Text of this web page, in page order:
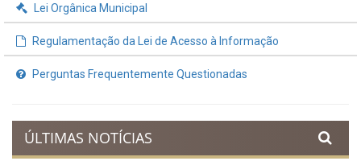
Lei Orgânica Municipal
Regulamentação da Lei de Acesso à Informação
Perguntas Frequentemente Questionadas
ÚLTIMAS NOTÍCIAS